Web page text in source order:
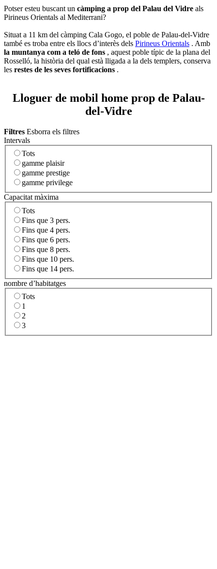
Potser esteu buscant un càmping a prop del Palau del Vidre als
Pirineus Orientals al Mediterrani?
Situat a 11 km del càmping Cala Gogo, el poble de Palau-del-Vidre
també es troba entre els llocs d’interès dels Pirineus Orientals . Amb
la muntanya com a teló de fons , aquest poble típic de la plana del
Rosselló, la història del qual està lligada a la dels templers, conserva
les restes de les seves fortificacions .
Lloguer de mobil home prop de Palau-
del-Vidre
Filtres Esborra els filtres
Intervals
Tots
gamme plaisir
gamme prestige
gamme privilege
Capacitat màxima
Tots
Fins que 3 pers.
Fins que 4 pers.
Fins que 6 pers.
Fins que 8 pers.
Fins que 10 pers.
Fins que 14 pers.
nombre d’habitatges
Tots
1
2
3